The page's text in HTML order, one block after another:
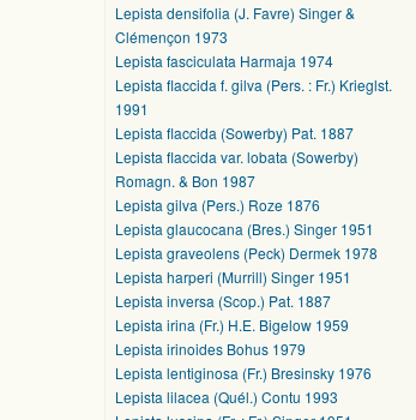
Lepista densifolia (J. Favre) Singer &
Clémençon 1973
Lepista fasciculata Harmaja 1974
Lepista flaccida f. gilva (Pers. : Fr.) Krieglst.
1991
Lepista flaccida (Sowerby) Pat. 1887
Lepista flaccida var. lobata (Sowerby)
Romagn. & Bon 1987
Lepista gilva (Pers.) Roze 1876
Lepista glaucocana (Bres.) Singer 1951
Lepista graveolens (Peck) Dermek 1978
Lepista harperi (Murrill) Singer 1951
Lepista inversa (Scop.) Pat. 1887
Lepista irina (Fr.) H.E. Bigelow 1959
Lepista irinoides Bohus 1979
Lepista lentiginosa (Fr.) Bresinsky 1976
Lepista lilacea (Quél.) Contu 1993